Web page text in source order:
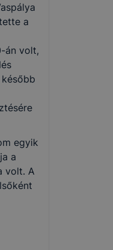
a
án volt,
egyik
a
volt. A